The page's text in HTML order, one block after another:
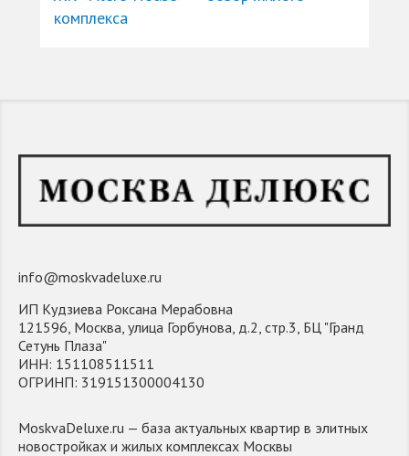
комплекса
info@moskvadeluxe.ru
ИП Кудзиева Роксана Мерабовна
121596, Москва, улица Горбунова, д.2, стр.3, БЦ "Гранд
Сетунь Плаза"
ИНН: 151108511511
ОГРИНП: 319151300004130
MoskvaDeluxe.ru — база актуальных квартир в элитных
новостройках и жилых комплексах Москвы